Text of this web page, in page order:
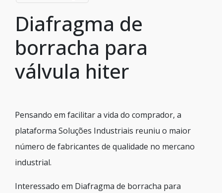
Diafragma de
borracha para
válvula hiter
Pensando em facilitar a vida do comprador, a
plataforma Soluções Industriais reuniu o maior
número de fabricantes de qualidade no mercano
industrial.
Interessado em Diafragma de borracha para